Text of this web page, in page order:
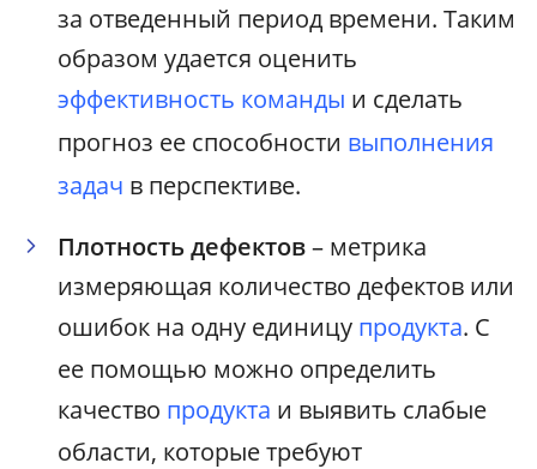
за отведенный период времени. Таким
образом удается оценить
эффективность команды и сделать
прогноз ее способности выполнения
задач в перспективе.
Плотность дефектов– метрика
измеряющая количество дефектов или
ошибок на одну единицу продукта. С
ее помощью можно определить
качество продукта и выявить слабые
области, которые требуют